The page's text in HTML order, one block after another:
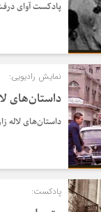
پادکست آوای درفش | اپیزود
نمایش رادیویی:
داستان‌های
داستان‌های لاله
پادکست: